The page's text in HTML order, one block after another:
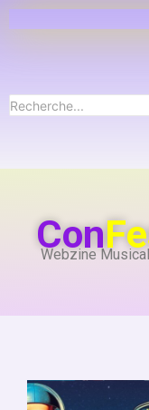
Con
Webzine Musical